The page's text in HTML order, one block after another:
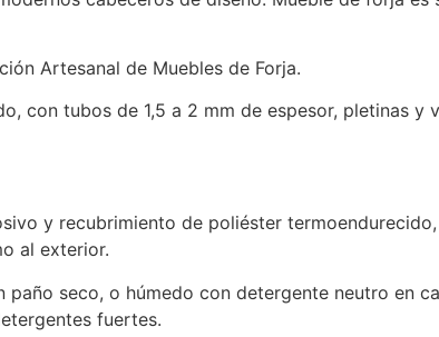
Artesanal de Muebles de Forja.
con tubos de 1,5 a 2 mm de espesor, pletinas y
y recubrimiento de poliéster
al exterior.
seco, o húmedo con detergente neutro en
fuertes.